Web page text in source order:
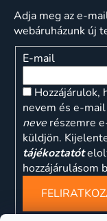
Adja meg az e-
webáruházunk új
E-mail
Hozzájárulok,
nevem és e-
neve részemre
küldjön.
tájékoztatót
hozzájárulásom